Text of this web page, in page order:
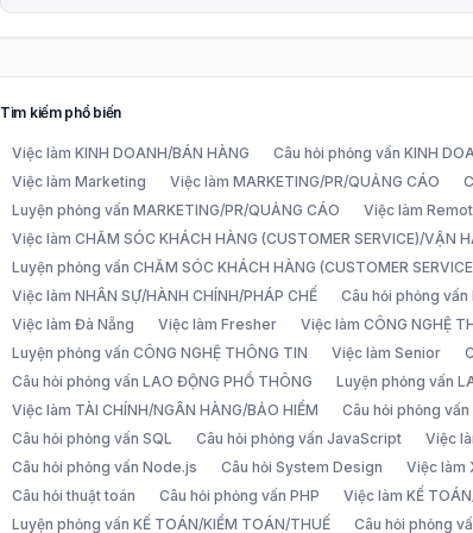
Tìm kiếm phổ biến
Việc làm KINH DOANH/BÁN HÀNG Câu hỏi phỏng vấn KINH
Việc làm Marketing
Việc làm MARKETING/PR/QUẢNG CÁO
Luyện phỏng vấn MARKETING/PR/QUẢNG CÁO
Việc làm
Việc làm CHĂM SÓC KHÁCH HÀNG (CUSTOMER SERVICE)/VẬN
Luyện phỏng vấn CHĂM SÓC KHÁCH HÀNG (CUSTOMER
Việc làm NHÂN SỰ/HÀNH CHÍNH/PHÁP CHẾ
Câu hỏi phỏng vấn
Việc làm Đà Nẵng
Việc làm Fresher Việc làm CÔNG NGHỆ
Luyện phỏng vấn CÔNG NGHỆ THÔNG TIN
Việc làm Senior
Câu hỏi phỏng vấn LAO ĐỘNG PHỔ THÔNG
Luyện phỏng vấn
Việc làm TÀI CHÍNH/NGÂN HÀNG/BẢO HIỂM
Câu hỏi phỏng vấn
Câu hỏi phỏng vấn SQL
Câu hỏi phỏng vấn JavaScript Việc
Câu hỏi phỏng vấn Node.js
Câu hỏi System Design Việc làm
Câu hỏi thuật toán
Câu hỏi phỏng vấn PHP Việc làm KẾ
Luyện phỏng vấn KẾ TOÁN/KIỂM TOÁN/THUẾ
Câu hỏi phỏng